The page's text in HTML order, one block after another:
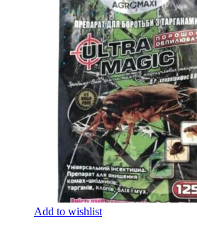
Add to wishlist